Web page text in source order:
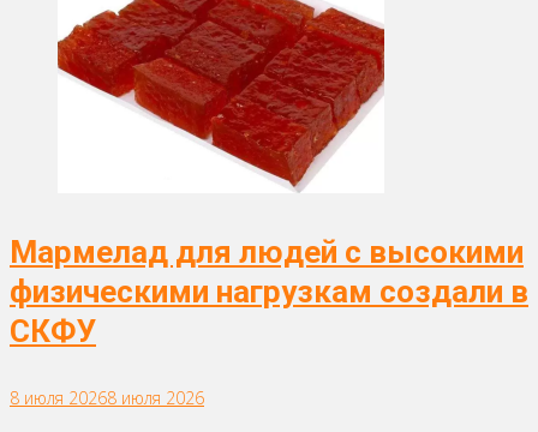
Мармелад для людей с высокими
физическими нагрузкам создали в
СКФУ
8 июля 20268 июля 2026